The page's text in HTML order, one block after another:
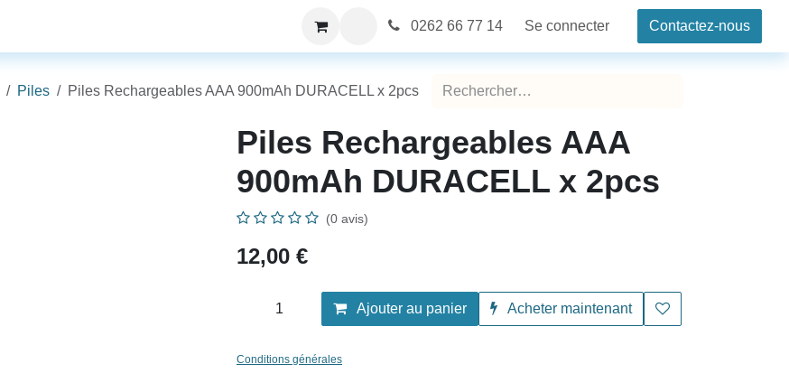
0262 66 77 14 Se connecter Contactez-nous
Piles Piles Rechargeables AAA 900mAh DURACELL x 2pcs
Piles Rechargeables AAA
900mAh DURACELL x 2pcs
(0 avis)
12,00 €
Ajouter au panier Acheter maintenant
Conditions générales